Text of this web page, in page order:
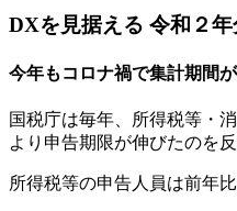
DXを見据える 令和２
今年もコロナ禍で集計期間
国税庁は毎年、所得税等・
より申告期限が伸びたのを
所得税等の申告人員は前年